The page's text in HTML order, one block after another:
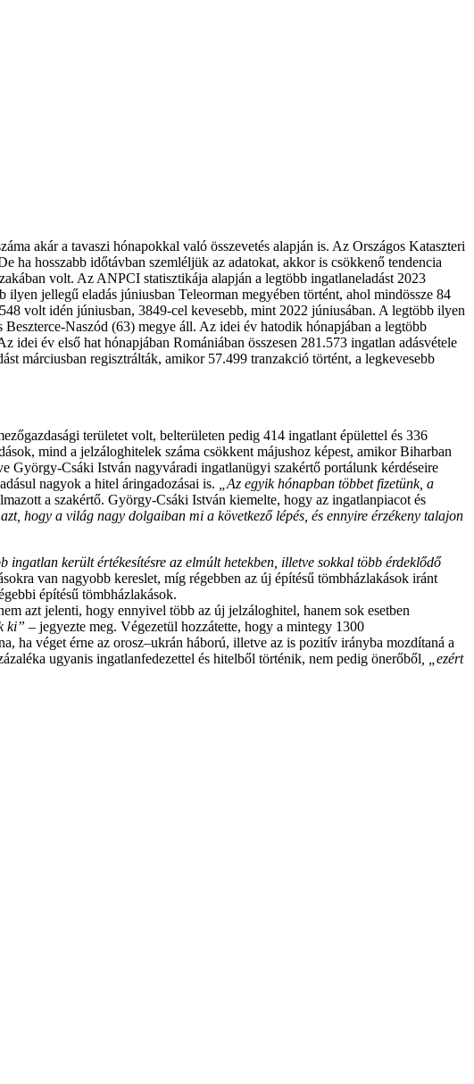
akár a tavaszi hónapokkal való összevetés alapján is. Az Országos Kataszteri
ha hosszabb időtávban szemléljük az adatokat, akkor is csökkenő tendencia
volt. Az ANPCI statisztikája alapján a legtöbb ingatlaneladást 2023
jellegű eladás júniusban Teleorman megyében történt, ahol mindössze 84
volt idén júniusban, 3849-cel kevesebb, mint 2022 júniusában. A legtöbb ilyen
Naszód (63) megye áll. Az idei év hatodik hónapjában a legtöbb
év első hat hónapjában Romániában összesen 281.573 ingatlan adásvétele
márciusban regisztrálták, amikor 57.499 tranzakció történt, a legkevesebb
területet volt, belterületen pedig 414 ingatlant épülettel és 336
mind a jelzáloghitelek száma csökkent májushoz képest, amikor Biharban
György-Csáki István nagyváradi ingatlanügyi szakértő portálunk kérdéseire
nagyok a hitel áringadozásai is.
„Az egyik hónapban többet fizetünk, a
a szakértő. György-Csáki István kiemelte, hogy az ingatlanpiacot és
hogy a világ nagy dolgaiban mi a következő lépés, és ennyire érzékeny talajon
ingatlan került értékesítésre az elmúlt hetekben, illetve sokkal több érdeklődő
van nagyobb kereslet, míg régebben az új építésű tömbházlakások iránt
építésű tömbházlakások.
azt jelenti, hogy ennyivel több az új jelzáloghitel, hanem sok esetben
ki” – jegyezte meg. Végezetül hozzátette, hogy a mintegy 1300
ha véget érne az orosz–ukrán háború, illetve az is pozitív irányba mozdítaná a
ugyanis ingatlanfedezettel és hitelből történik, nem pedig önerőből , „ezért